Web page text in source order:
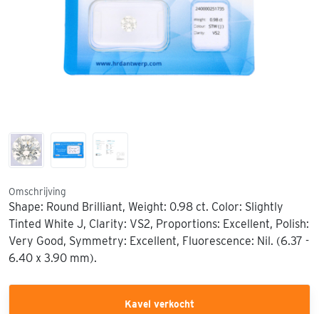
Omschrijving
Shape: Round Brilliant, Weight: 0.98 ct. Color: Slightly
Tinted White J, Clarity: VS2, Proportions: Excellent, Polish:
Very Good, Symmetry: Excellent, Fluorescence: Nil. (6.37 -
6.40 x 3.90 mm).
Kavel verkocht